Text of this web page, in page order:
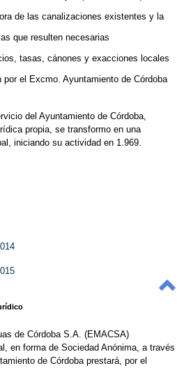
de las canalizaciones existentes y la
que resulten necesarias
tasas, cánones y exacciones locales
por el Excmo. Ayuntamiento de Córdoba
del Ayuntamiento de Córdoba,
propia, se transformo en una
iniciando su actividad en 1.969.
de Córdoba S.A. (EMACSA)
en forma de Sociedad Anónima, a través
de Córdoba prestará, por el